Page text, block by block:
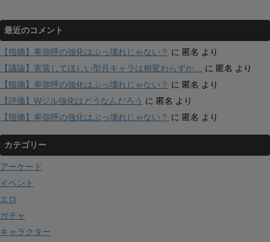
最近のコメント
【指摘】卑弥呼の強化はぶっ壊れじゃない？ に 匿名 より
【議論】実装してほしい型月キャラは相変わらずか…
に 匿名 より
【指摘】卑弥呼の強化はぶっ壊れじゃない？ に 匿名 より
【評価】Wジル強化はどうなんだろう に 匿名 より
【指摘】卑弥呼の強化はぶっ壊れじゃない？ に 匿名 より
カテゴリー
アーケード
イベント
エロ
ガチャ
キャラクター